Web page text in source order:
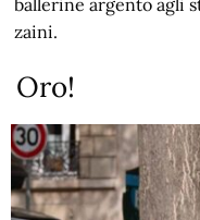
zaini.
Oro!